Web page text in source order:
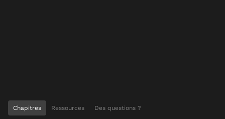
Chapitres Ressources Des questions ?